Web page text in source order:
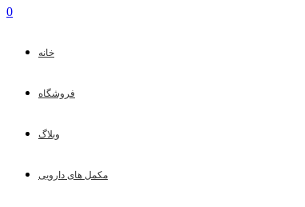
0
خانه
فروشگاه
وبلاگ
مکمل های دارویی